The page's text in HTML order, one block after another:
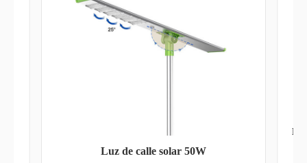
Luz de calle solar 50W